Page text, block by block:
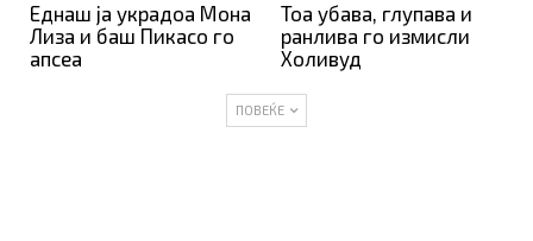
Еднаш ја украдоа Мона
Лиза и баш Пикасо го
апсеа
Тоа убава, глупава и
ранлива го измисли
Холивуд
ПОВЕЌЕ